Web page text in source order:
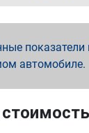
показатели
автомобиле.